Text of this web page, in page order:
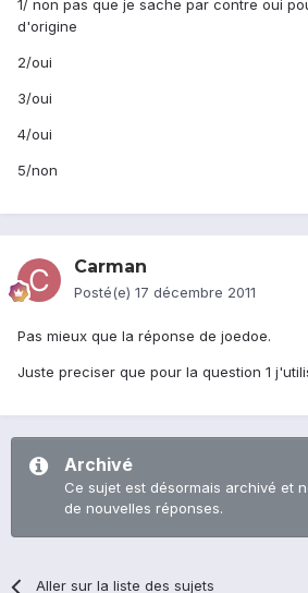
1/ non pas que je sache par contre oui
d'origine
2/oui
3/oui
4/oui
5/non
Carman
Posté(e) 17 décembre 2011
Pas mieux que la réponse de joedoe.
Juste preciser que pour la question 1
Archivé
Ce sujet est désormais archivé et
de nouvelles réponses.
Aller sur la liste des sujets